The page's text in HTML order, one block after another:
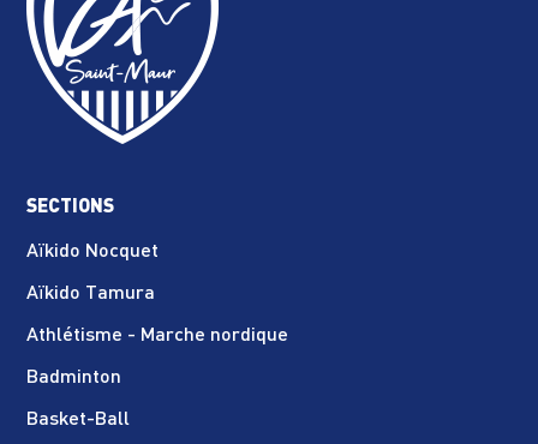
SECTIONS
Aïkido Nocquet
Aïkido Tamura
Athlétisme - Marche nordique
Badminton
Basket-Ball